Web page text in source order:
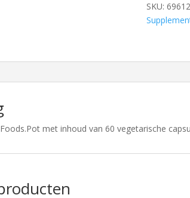
SKU:
met inhoud van 60 vegetarische